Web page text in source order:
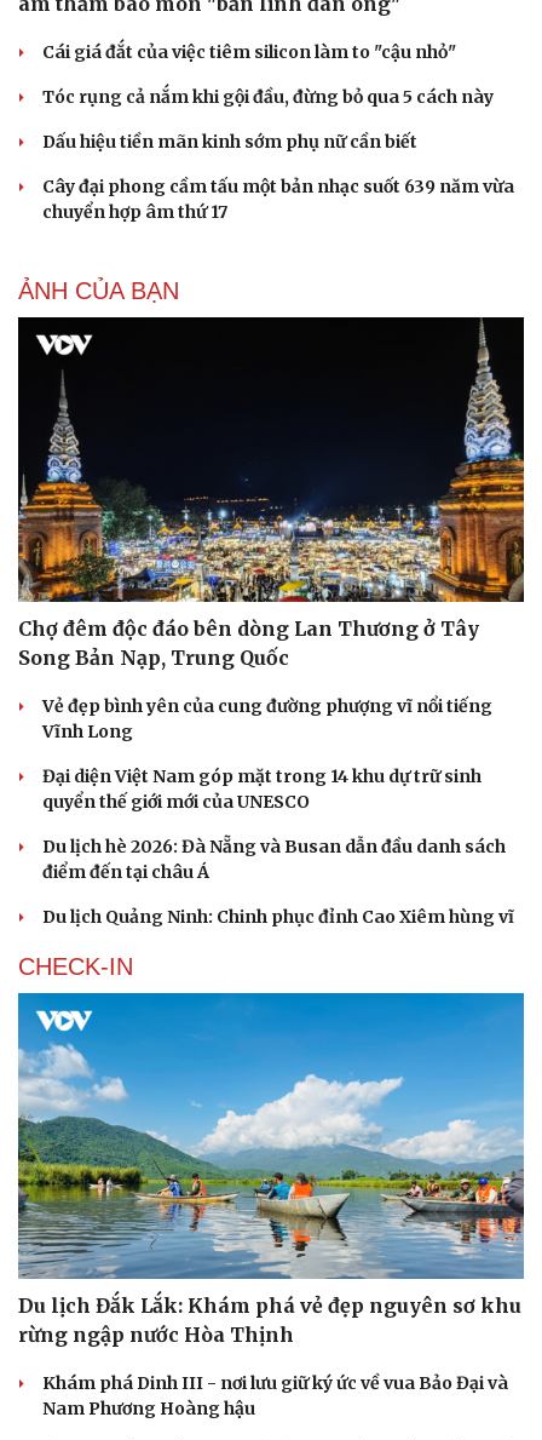
Du lịch
Săn Tour
check-in
Podcast
Đọc truyện đêm khuya
Cửa sổ tình yêu
Kể chuyện cho bé
Hạt giống tâm hồn
Cái giá đắt của việc tiêm silicon làm to "cậu nhỏ"
Tóc rụng cả nắm khi gội đầu, đừng bỏ qua 5 cách này
Dấu hiệu tiền mãn kinh sớm phụ nữ cần biết
Cây đại phong cầm tấu một bản nhạc suốt 639 năm vừa
chuyển hợp âm thứ 17
ẢNH CỦA BẠN
Chợ đêm độc đáo bên dòng Lan Thương ở Tây
Song Bản Nạp, Trung Quốc
Vẻ đẹp bình yên của cung đường phượng vĩ nổi tiếng
Vĩnh Long
Đại diện Việt Nam góp mặt trong 14 khu dự trữ sinh
quyển thế giới mới của UNESCO
Du lịch hè 2026: Đà Nẵng và Busan dẫn đầu danh sách
điểm đến tại châu Á
Du lịch Quảng Ninh: Chinh phục đỉnh Cao Xiêm hùng vĩ
CHECK-IN
Du lịch Đắk Lắk: Khám phá vẻ đẹp nguyên sơ khu
rừng ngập nước Hòa Thịnh
Khám phá Dinh III - nơi lưu giữ ký ức về vua Bảo Đại và
Nam Phương Hoàng hậu